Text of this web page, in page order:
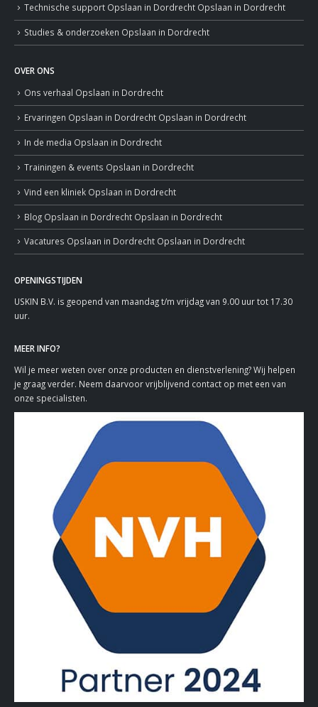
Technische support Opslaan in Dordrecht Opslaan in Dordrecht
Studies & onderzoeken Opslaan in Dordrecht
OVER ONS
Ons verhaal Opslaan in Dordrecht
Ervaringen Opslaan in Dordrecht Opslaan in Dordrecht
In de media Opslaan in Dordrecht
Trainingen & events Opslaan in Dordrecht
Vind een kliniek Opslaan in Dordrecht
Blog Opslaan in Dordrecht Opslaan in Dordrecht
Vacatures Opslaan in Dordrecht Opslaan in Dordrecht
OPENINGSTIJDEN
USKIN B.V. is geopend van maandag t/m vrijdag van 9.00 uur tot 17.30
uur.
MEER INFO?
Wil je meer weten over onze producten en dienstverlening? Wij helpen
je graag verder. Neem daarvoor vrijblijvend contact op met een van
onze specialisten.